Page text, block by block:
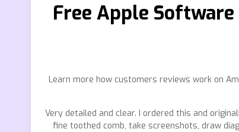
Free Apple
Learn more how customers reviews work on
Very detailed and clear. I ordered this and
fine toothed comb, take screenshots, draw